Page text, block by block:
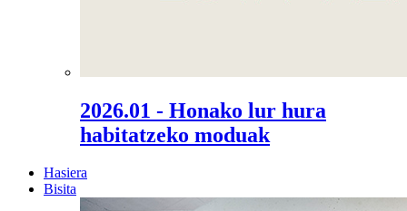
2026.01 - Honako lur hura
habitatzeko moduak
Hasiera
Bisita